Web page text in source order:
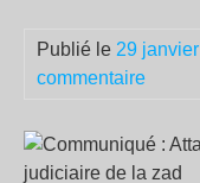
Publié le 29
commentaire